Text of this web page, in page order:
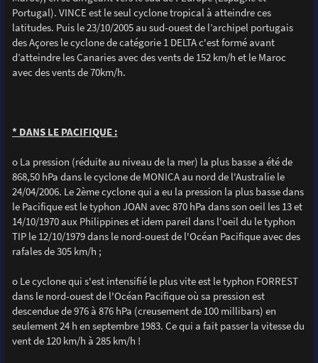
Portugal). VINCE est le seul cyclone tropical à atteindre ces
latitudes. Puis le 23/10/2005 au sud-ouest de l’archipel portugais
des Açores le cyclone de catégorie 1 DELTA c'est formé avant
d’atteindre les Canaries avec des vents de 152 km/h et le Maroc
avec des vents de 70km/h.
* DANS LE PACIFIQUE :
o La pression (réduite au niveau de la mer) la plus basse a été de
868,50 hPa dans le cyclone de MONICA au nord de l'Australie le
24/04/2006. Le 2ème cyclone qui a eu la pression la plus basse dans
le Pacifique est le typhon JOAN avec 870 hPa dans son oeil les 13 et
14/10/1970 aux Philippines et idem pareil dans l'oeil du le typhon
TIP le 12/10/1979 dans le nord-ouest de l'Océan Pacifique avec des
rafales de 305 km/h ;
o Le cyclone qui s'est intensifié le plus vite est le typhon FORREST
dans le nord-ouest de l'Océan Pacifique où sa pression est
descendue de 976 à 876 hPa (creusement de 100 millibars) en
seulement 24 h en septembre 1983. Ce qui a fait passer la vitesse du
vent de 120 km/h à 285 km/h !